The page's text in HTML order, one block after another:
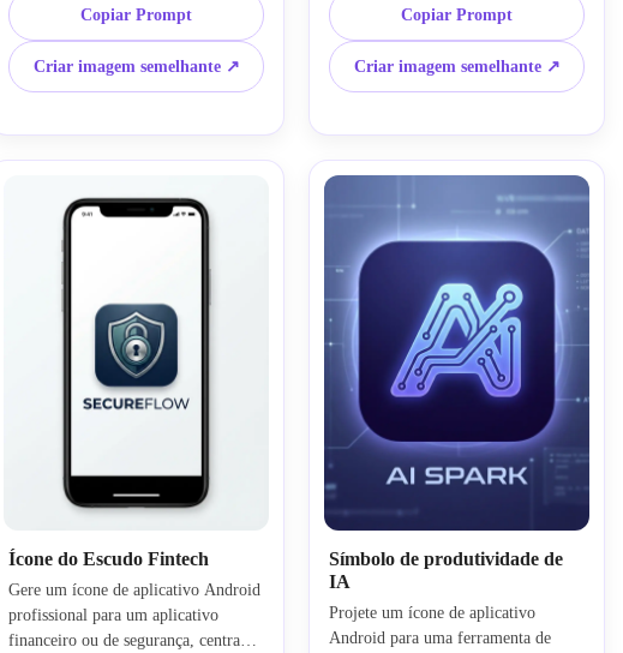
e um símbolo de mensagem centrado
limpo. Use textura de vidro fosco,
desfoque sutil, gradientes ciano e
violeta suaves, destaques de bordas
UI. Mantenha a composição
equilibrada, elegante e adequada para
Copiar Prompt
Criar imagem semelhante ↗
iluminação dramática do aro,
contraste de cores vermelhas e pretas
ousadas, sotaques metálicos e um
layout de distintivo polido. O ícone
memorável, mantendo-se limpo o
suficiente para a legibilidade do
Copiar Prompt
Criar imagem semelhante ↗
Ícone do Escudo Fintech
Gere um ícone de aplicativo Android
profissional para um aplicativo
financeiro ou de segurança, centrado
Símbolo de produtividade de
IA
Projete um ícone de aplicativo
Android para uma ferramenta de